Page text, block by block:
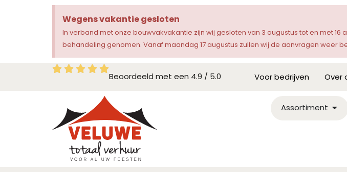
Wegens vakantie gesloten
In verband met onze bouwvakvakantie zijn wij gesloten van 3 augustus tot en met
behandeling genomen. Vanaf maandag 17 augustus zullen wij de aanvragen weer
Beoordeeld met een 4.9 / 5.0 Voor bedrijven Over
Assortiment